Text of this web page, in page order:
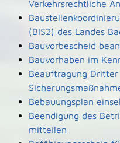
Verkehrsrechtliche
(BIS2) des Landes
Bauvorbescheid
Bauvorhaben im
Beauftragung
Bebauungsplan
Beendigung des
mitteilen